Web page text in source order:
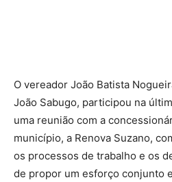
O vereador João Batista
João Sabugo, participou na
uma reunião com a
município, a Renova Suzano,
os processos de trabalho e os
de propor um esforço conjunto